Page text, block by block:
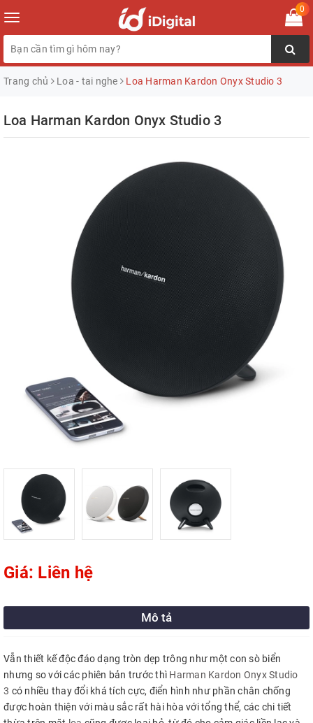
Toggle
navigation
0
Trang chủ Loa - tai nghe Loa Harman Kardon Onyx Studio 3
Loa Harman Kardon Onyx Studio 3
Giá: Liên hệ
Mô tả
Vẫn thiết kế độc đáo dạng tròn dẹp trông như một con sò biển
nhưng so với các phiên bản trước thì Harman Kardon Onyx Studio
3 có nhiều thay đổi khá tích cực, điển hình như phần chân chống
được hoàn thiện với màu sắc rất hài hòa với tổng thể, các chi tiết